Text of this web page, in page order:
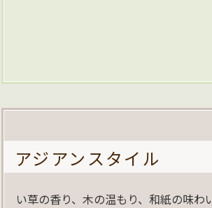
アジアンスタイル
い草の香り、木の温もり、和紙の味わ